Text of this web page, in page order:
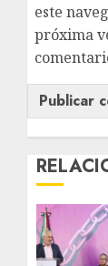
este
próxima